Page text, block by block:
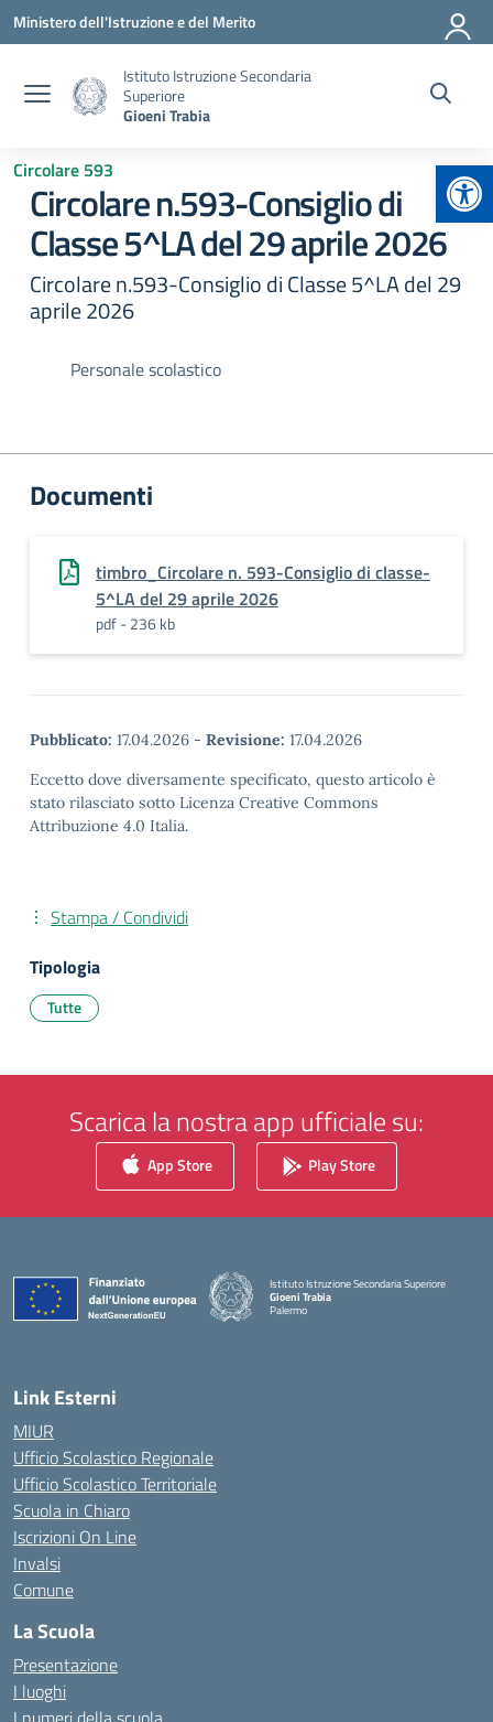
Vai ai contenuti
Vai al menu di navigazione
Vai al footer
Ministero dell'Istruzione e del Merito
Istituto Istruzione Secondaria
Superiore
Gioeni Trabia
Circolare 593
Circolare n.593-Consiglio di
Classe 5^LA del 29 aprile 2026
Circolare n.593-Consiglio di Classe 5^LA del 29
aprile 2026
Personale scolastico
Documenti
timbro_Circolare n. 593-Consiglio di classe-
5^LA del 29 aprile 2026
pdf - 236 kb
Pubblicato: 17.04.2026 - Revisione: 17.04.2026
Eccetto dove diversamente specificato, questo articolo è
stato rilasciato sotto Licenza Creative Commons
Attribuzione 4.0 Italia.
Stampa / Condividi
Tipologia
Tutte
Scarica la nostra app ufficiale su:
App Store Play Store
Istituto Istruzione Secondaria Superiore
Gioeni Trabia
Palermo
Link Esterni
MIUR
Ufficio Scolastico Regionale
Ufficio Scolastico Territoriale
Scuola in Chiaro
Iscrizioni On Line
Invalsi
Comune
La Scuola
Presentazione
I luoghi